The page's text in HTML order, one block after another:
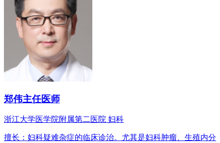
郑伟主任医师
浙江大学医学院附属第二医院 妇科
擅长：妇科疑难杂症的临床诊治。尤其是妇科肿瘤、生殖内分